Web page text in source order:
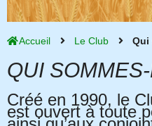
Accueil Le Club Qui
QUI
Créé en 1990, le
est ouvert à toute